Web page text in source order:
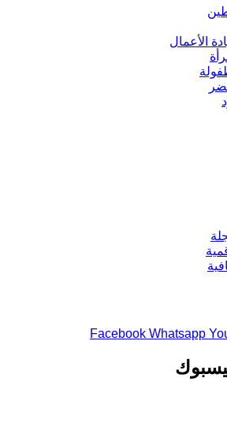
الأعمال
Facebook Whatsapp